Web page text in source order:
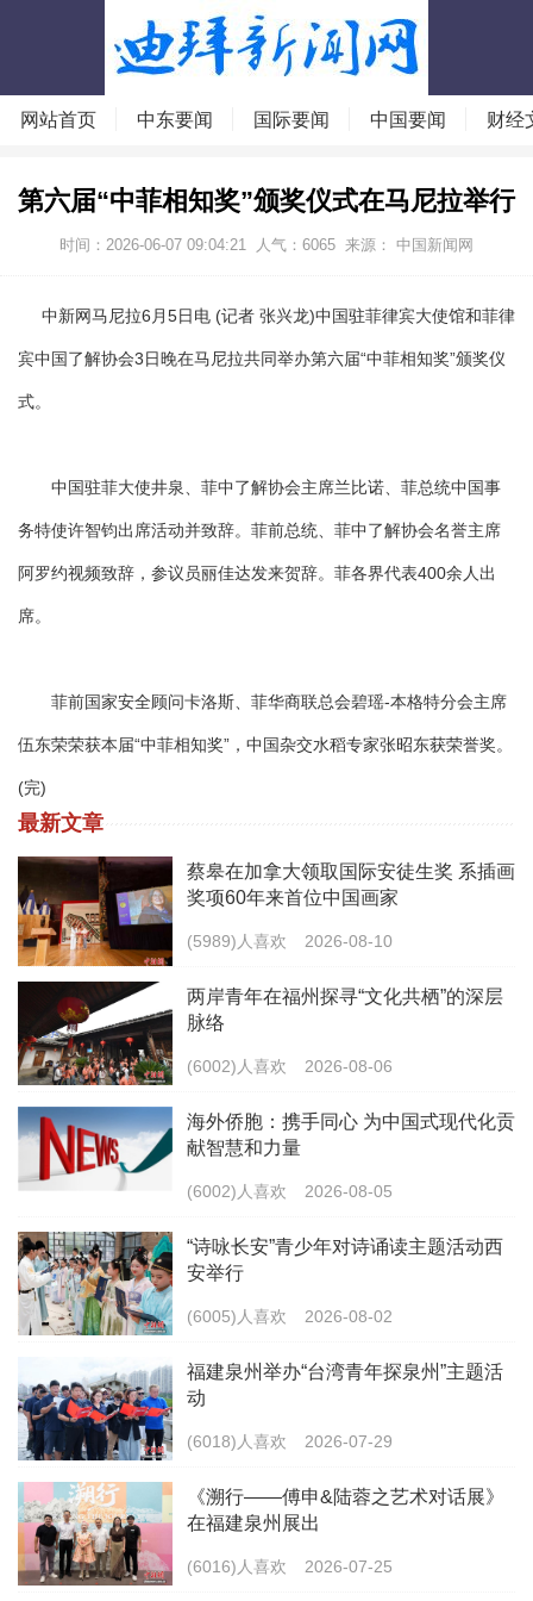
网站首页 中东要闻 国际要闻 中国要闻 财经
第六届“中菲相知奖”颁奖仪式在马尼拉举行
时间：2026-06-07 09:04:21 人气： 6065 来源： 中国新闻网
中新网马尼拉6月5日电 (记者 张兴龙)中国驻菲律宾大使馆和菲律
宾中国了解协会3日晚在马尼拉共同举办第六届“中菲相知奖”颁奖仪
式。
中国驻菲大使井泉、菲中了解协会主席兰比诺、菲总统中国事
务特使许智钧出席活动并致辞。菲前总统、菲中了解协会名誉主席
阿罗约视频致辞，参议员丽佳达发来贺辞。菲各界代表400余人出
席。
菲前国家安全顾问卡洛斯、菲华商联总会碧瑶-本格特分会主席
伍东荣荣获本届“中菲相知奖”，中国杂交水稻专家张昭东获荣誉奖。
(完)
最新文章
蔡皋在加拿大领取国际安徒生奖 系插画
奖项60年来首位中国画家
(5989)人喜欢 2026-08-10
两岸青年在福州探寻“文化共栖”的深层
脉络
(6002)人喜欢 2026-08-06
海外侨胞：携手同心 为中国式现代化贡
献智慧和力量
(6002)人喜欢 2026-08-05
“诗咏长安”青少年对诗诵读主题活动西
安举行
(6005)人喜欢 2026-08-02
福建泉州举办“台湾青年探泉州”主题活
动
(6018)人喜欢 2026-07-29
《溯行——傅申&陆蓉之艺术对话展》
在福建泉州展出
(6016)人喜欢 2026-07-25